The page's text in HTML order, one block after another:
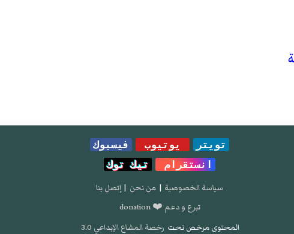
تويتر يوتيوب
فيسبوك
انستقرام
تيك توك
سياسة الخصوصية | من نحن | إتصل بنا
تبرع و دعم ❤️ donation
المحتوى مرخص تحت رخصة المشاع الإبداعي 3.0